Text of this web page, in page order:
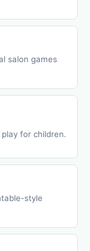
salon games
for children.
style